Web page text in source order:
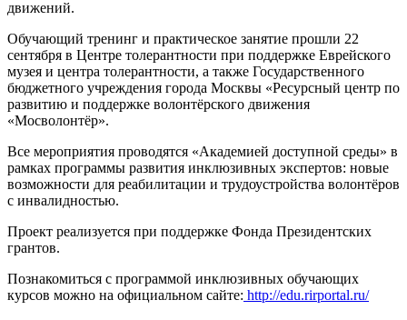
движений.
Обучающий тренинг и практическое занятие прошли 22
сентября в Центре толерантности при поддержке Еврейского
музея и центра толерантности, а также Государственного
бюджетного учреждения города Москвы «Ресурсный центр по
развитию и поддержке волонтёрского движения
«Мосволонтёр».
Все мероприятия проводятся «Академией доступной среды» в
рамках программы развития инклюзивных экспертов: новые
возможности для реабилитации и трудоустройства волонтёров
с инвалидностью.
Проект реализуется при поддержке Фонда Президентских
грантов.
Познакомиться с программой инклюзивных обучающих
курсов можно на официальном сайте: http://edu.rirportal.ru/